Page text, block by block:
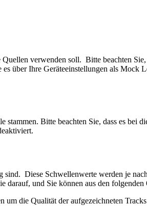
verwenden soll. Bitte beachten
über Ihre Geräteeinstellungen als
Bitte beachten Sie, dass es bei
Diese Schwellenwerte werden je
darauf, und Sie können aus den
die Qualität der aufgezeichneten